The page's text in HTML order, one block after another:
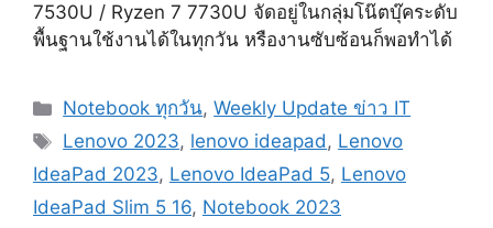
7530U / Ryzen 7 7730U จัดอยู่ในกลุ่มโน๊ตบุ๊คระดับ
พื้นฐานใช้งานได้ในทุกวัน หรืองานซับซ้อนก็พอทำได้
Categories
Notebook ทุกวัน,Weekly Update ข่าว IT
Tags
Lenovo 2023, lenovo ideapad, Lenovo
IdeaPad 2023, Lenovo IdeaPad 5, Lenovo
IdeaPad Slim 5 16, Notebook 2023